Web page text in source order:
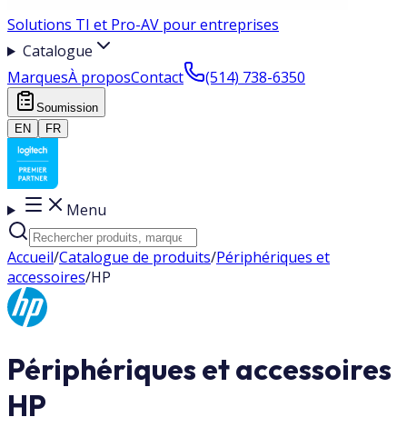
Solutions TI et Pro-AV pour entreprises
Catalogue
MarquesÀ proposContact (514) 738-6350
Soumission
EN
FR
Menu
Accueil/Catalogue de produits/Périphériques et
accessoires/HP
Périphériques et accessoires
HP